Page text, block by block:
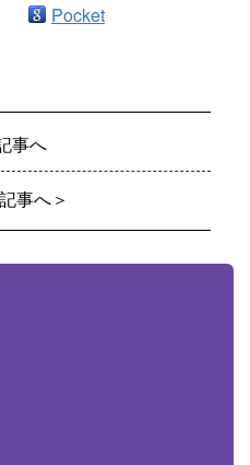
Pocket
事へ
事へ＞